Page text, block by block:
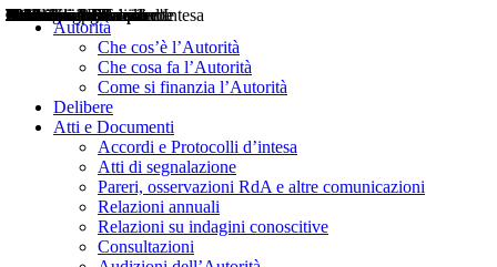
Autorità
Che cos’è l’Autorità
Che cosa fa l’Autorità
Come si finanzia l’Autorità
Delibere
Atti e Documenti
Accordi e Protocolli d’intesa
Atti di segnalazione
Pareri, osservazioni RdA e altre comunicazioni
Relazioni annuali
Relazioni su indagini conoscitive
Consultazioni
Delibere
Pareri
Consultazioni
Audizioni
Atti di Segnalazione
Accordi e Protocolli d'Intesa
Relazioni annuali
Misure di regolazione
Notizie
Comunicati Stampa
Bollettini ART
Convegni ART
Interviste del Presidente
Articoli in primo piano
Interventi del Presidente
2004
2005
2010
2013
2014
2015
2016
2017
2018
2019
202
2020
2021
2022
2023
2024
2025
2026
Aereo
Marittimo
Terrestre